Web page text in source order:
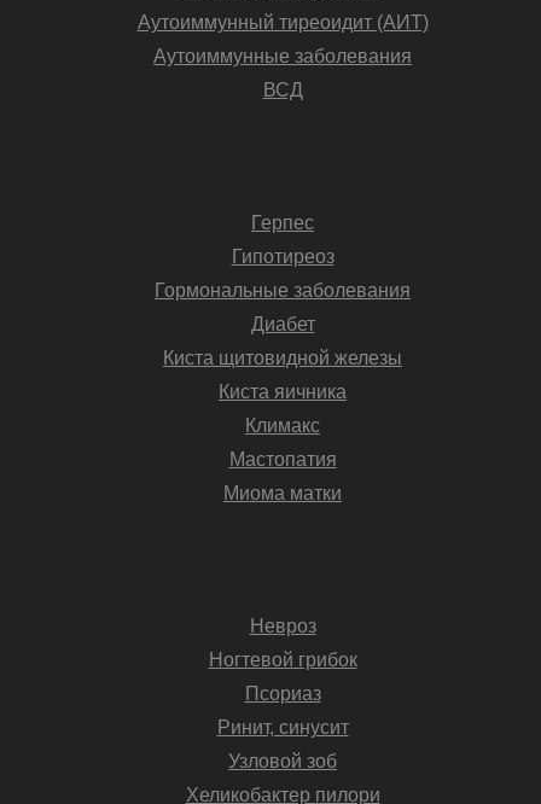
Аутоиммунный тиреоидит (АИТ)
Аутоиммунные заболевания
ВСД
Герпес
Гипотиреоз
Гормональные заболевания
Диабет
Киста щитовидной железы
Киста яичника
Климакс
Мастопатия
Миома матки
Невроз
Ногтевой грибок
Псориаз
Ринит, синусит
Узловой зоб
Хеликобактер пилори